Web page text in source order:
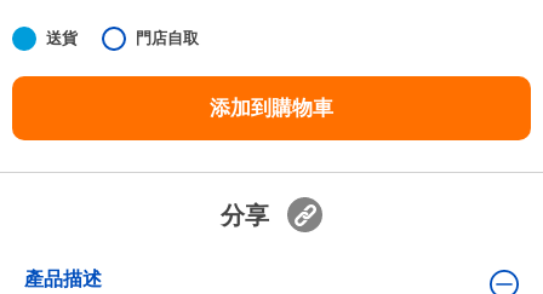
任天堂 Switch
送貨 門店自取
添加到購物車
分享
產品描述